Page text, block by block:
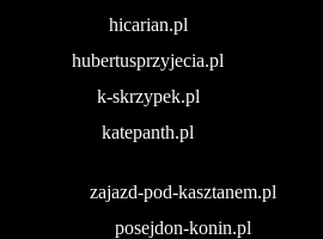
hicarian.pl
hubertusprzyjecia.pl
k-skrzypek.pl
katepanth.pl
zajazd-pod-kasztanem.pl
posejdon-konin.pl